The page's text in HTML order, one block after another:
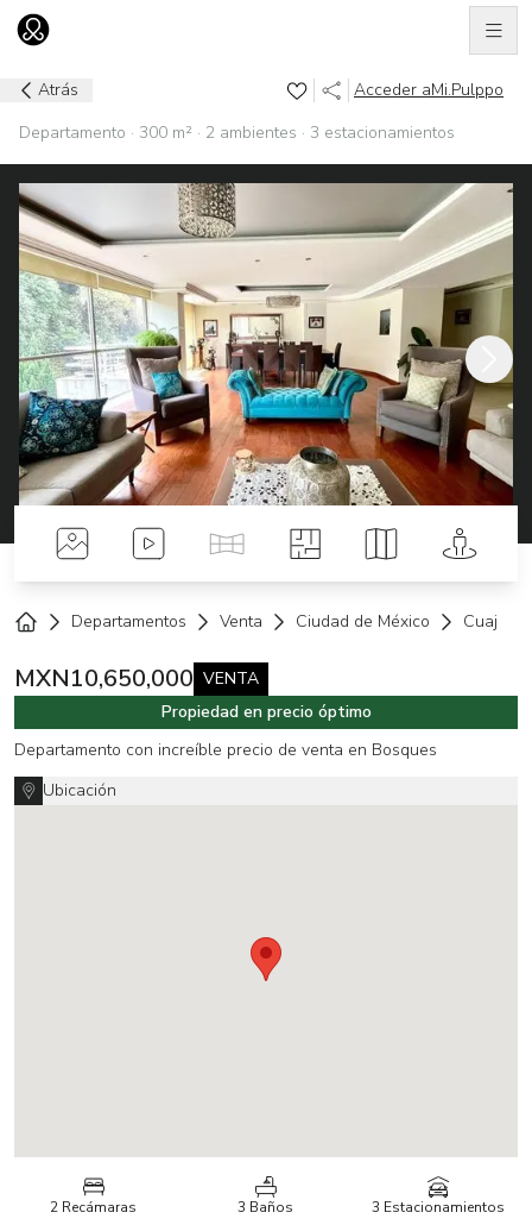
Ir al home
Atrás Acceder aMi.Pulppo
Departamento · 300 m² · 2 ambientes · 3 estacionamientos
Fotos Videos Tour VirtualPlanos Mapa Street
Departamentos Venta Ciudad de México
MXN10,650,000 VENTA
Propiedad en precio óptimo
Departamento con increíble precio de venta en Bosques
Ubicación
2 Recámaras 3 Baños 3 Estacionamientos